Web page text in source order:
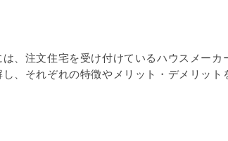
、注文住宅を受け付けているハウスメーカ
、それぞれの特徴やメリット・デメリット